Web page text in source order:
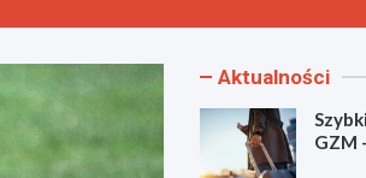
Aktualności
GZM